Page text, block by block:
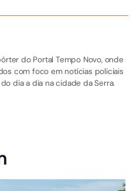
do Portal Tempo Novo, onde
com foco em notícias policiais
dia a dia na cidade da Serra.